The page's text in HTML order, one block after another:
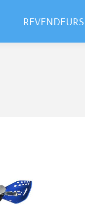
REVENDEURS
REVENDEURS